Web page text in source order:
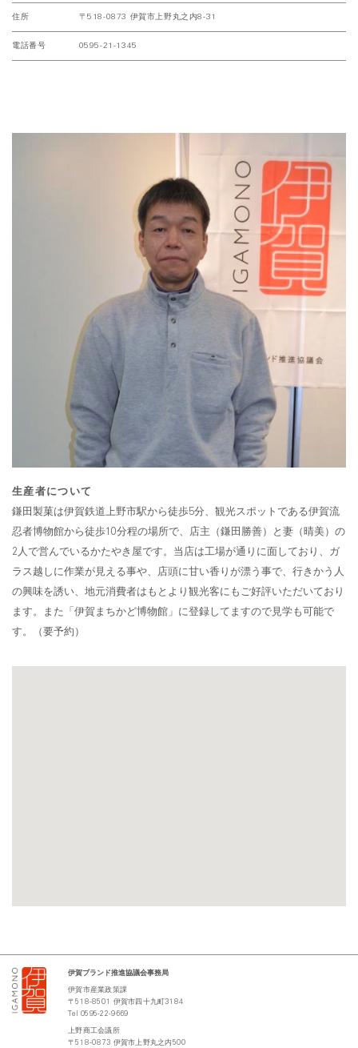
住所 〒518-0873 伊賀市上野丸之内8-31
電話番号 0595-21-1345
生産者について
鎌田製菓は伊賀鉄道上野市駅から徒歩5分、観光スポットである伊賀流
忍者博物館から徒歩10分程の場所で、店主（鎌田勝善）と妻（晴美）の
2人で営んでいるかたやき屋です。当店は工場が通りに面しており、ガ
ラス越しに作業が見える事や、店頭に甘い香りが漂う事で、行きかう人
の興味を誘い、地元消費者はもとより観光客にもご好評いただいており
ます。また「伊賀まちかど博物館」に登録してますので見学も可能で
す。（要予約）
伊賀ブランド推進協議会事務局
伊賀市産業政策課
〒518-8501 伊賀市四十九町3184
Tel 0595-22-9669
上野商工会議所
〒518-0873 伊賀市上野丸之内 500